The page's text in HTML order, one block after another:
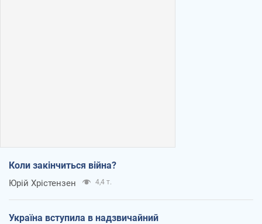
Коли закінчиться війна?
Юрій Хрістензен 4,4 т.
Україна вступила в надзвичайний